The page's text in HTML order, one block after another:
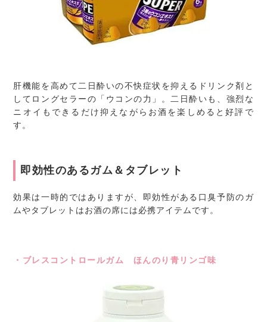
肝機能を高めて二日酔いの不快症状を抑えるドリンク剤と
してロングセラーの「ウコンの力」。二日酔いも、強烈な
ニオイもできるだけ抑えながらお酒を楽しめると好評で
す。
即効性のあるガム＆タブレット
効果は一時的ではありますが、即効性がある口臭予防のガ
ムやタブレットはお酒の席には必携アイテムです。
・ブレスコントロールガム ほんのり青リンゴ味